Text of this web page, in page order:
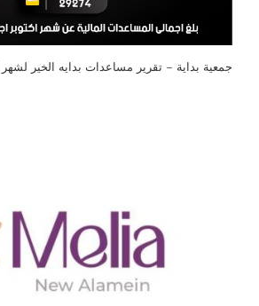
جمعية بداية – تقرير مساعدات بدايه الخير لشهر